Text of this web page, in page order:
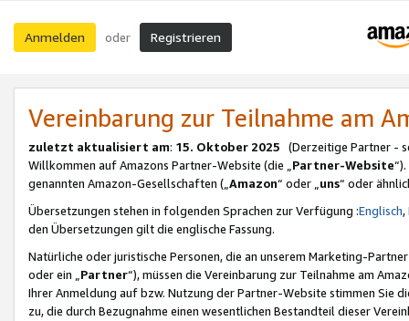
Anmelden oder Registrieren
Vereinbarung zur Teilnahme am
zuletzt aktualisiert am: 15. Oktober 2025 (Derzeitige Partner -
Willkommen auf Amazons Partner-Website (die „Partner-Website
genannten Amazon-Gesellschaften („Amazon“ oder „uns“ oder
Übersetzungen stehen in folgenden Sprachen zur Verfügung :Englisch,
den Übersetzungen gilt die englische Fassung.
Natürliche oder juristische Personen, die an unserem Marketing-
oder ein „Partner“), müssen die Vereinbarung zur Teilnahme am
Ihrer Anmeldung auf bzw. Nutzung der Partner-Website stimmen Sie
zu, die durch Bezugnahme einen wesentlichen Bestandteil dieser